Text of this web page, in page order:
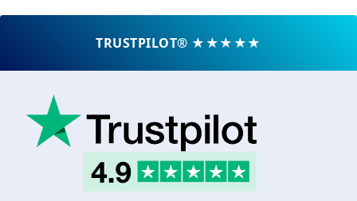
TRUSTPILOT® ★★★★★